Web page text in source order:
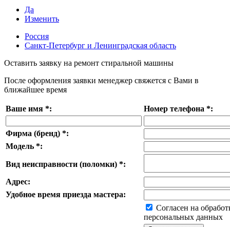
Да
Изменить
Россия
Санкт-Петербург и Ленинградская область
Оставить заявку на ремонт стиральной машины
После оформления заявки менеджер свяжется с Вами в
ближайшее время
Ваше имя *: Номер телефона *:
Фирма (бренд) *:
Модель *:
Вид неисправности (поломки) *:
Адрес:
Удобное время приезда мастера:
Согласен на
персональных данных